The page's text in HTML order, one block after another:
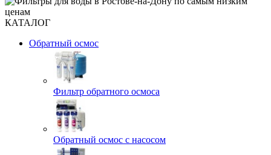
КАТАЛОГ
Обратный осмос
Фильтр обратного осмоса
Обратный осмос с насосом